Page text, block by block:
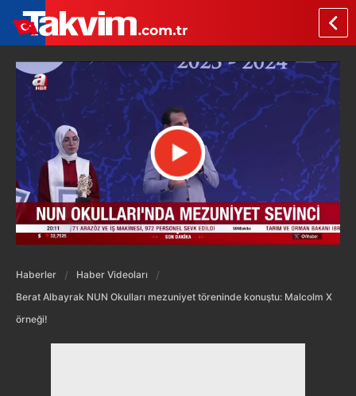
Haberler
Haber Videoları
Berat Albayrak NUN Okulları mezuniyet töreninde konuştu: Malcolm X
örneği!